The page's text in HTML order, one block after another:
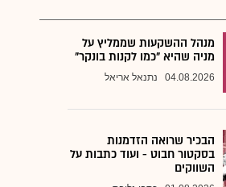
מנהל ההשקעות שממליץ על
מניה שהיא "כמו לקנות בונקר"
04.08.2026 נתנאל אריאל
הבכיר שרואה הזדמנות
בסקטור חבוט - ועוד כתבות על
השווקים